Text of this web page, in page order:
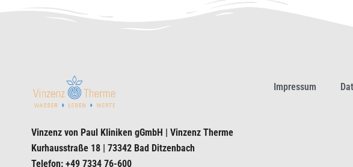
Vinzenz von Paul Kliniken gGmbH | Vinzenz Therme
Kurhausstraße 18 | 73342 Bad Ditzenbach
Telefon: +49 7334 76-600
Impressum